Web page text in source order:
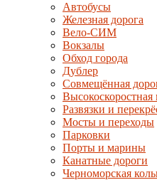
Автобусы
Железная дорога
Вело-СИМ
Вокзалы
Обход города
Дублер
Совмещённая
Высокоскоростная
Развязки и
Мосты и переходы
Парковки
Порты и марины
Канатные дороги
Черноморская